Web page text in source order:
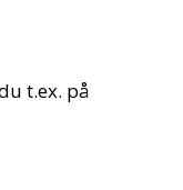
t.ex. på